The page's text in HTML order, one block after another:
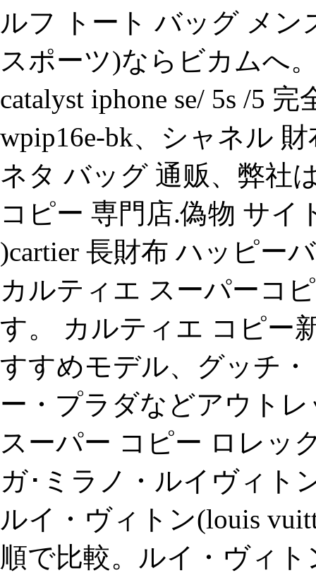
ルフ トート バッグ メ
スポーツ)ならビカムへ
catalyst iphone se/ 5s /5
wpip16e-bk、シャネル
ネタ バッグ 通贩、弊社
コピー 専門店.偽物 サイ
)cartier 長財布 ハッピー
カルティエ スーパーコ
す。 カルティエ コピー
すすめモデル、グッチ
ー・プラダなどアウト
スーパー コピー ロレッ
ガ･ミラノ・ルイヴィト
ルイ・ヴィトン(louis
順で比較。ルイ・ヴィ